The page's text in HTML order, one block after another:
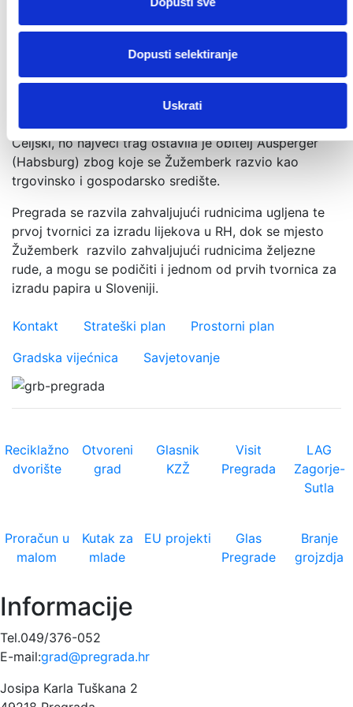
Dopusti selektiranje
Uskrati
Pregrada je prema legendi, dobila svoje ime jer se
nalazila pred srednjevjekovnim gradom, Kostel-
gradom, a Žužemberk je nastao i izgradio se oko
grofovi Celjski i Keglevići, a Žužemberškim gradom
vladali su Herbert Turjaški (general Hrvatske regije
tog vremena). Neko vrijeme su ga iznajmljivali i grofovi
Celjski, no najveći trag ostavila je obitelj Ausperger
(Habsburg) zbog koje se Žužemberk razvio kao
trgovinsko i gospodarsko središte.
Pregrada se razvila zahvaljujući rudnicima ugljena te
prvoj tvornici za izradu lijekova u RH, dok se mjesto
Žužemberk razvilo zahvaljujući rudnicima željezne
rude, a mogu se podičiti i jednom od prvih tvornica za
izradu papira u Sloveniji.
Važniji linkovi
Kontakt Strateški plan
Prostorni plan
Gradska vijećnica
Savjetovanje
Reciklažno
dvorište
Otvoreni
grad
Glasnik
KZŽ
Visit
Pregrada
LAG
Zagorje-
Sutla
Proračun u
malom
Kutak za
mlade
EU projekti
Glas
Pregrade
Branje
grojzdja
Informacije
Tel.049/376-052
E-mail:grad@pregrada.hr
Josipa Karla Tuškana 2